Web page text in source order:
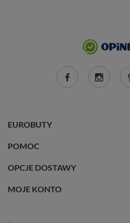
EUROBUTY
POMOC
OPCJE DOSTAWY
MOJE KONTO